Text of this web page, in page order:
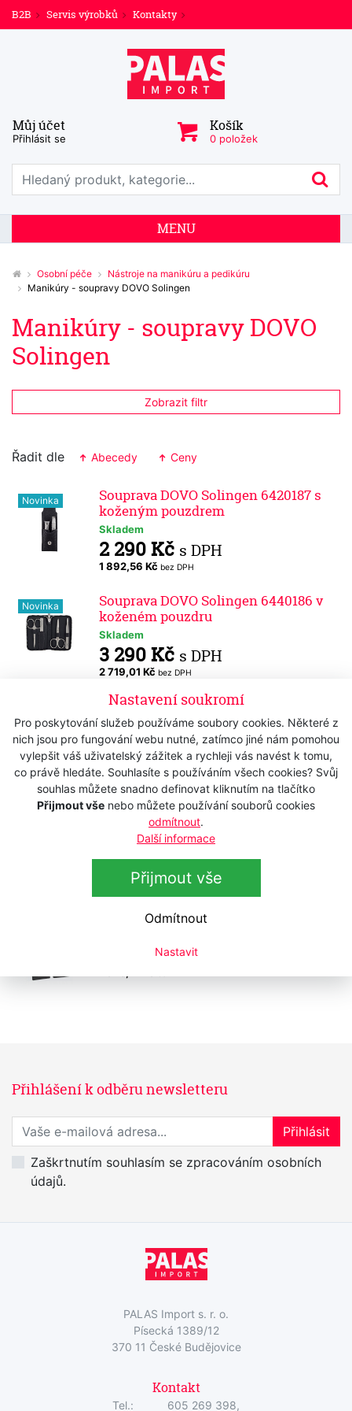
Nastavení soukromí
Pro poskytování služeb používáme soubory cookies. Některé z
nich jsou pro fungování webu nutné, zatímco jiné nám pomohou
vylepšit váš uživatelský zážitek a rychleji vás navést k tomu,
co právě hledáte. Souhlasíte s používáním všech cookies? Svůj
souhlas můžete snadno definovat kliknutím na tlačítko
Přijmout vše nebo můžete používání souborů cookies
odmítnout.
Další informace
Přijmout vše
Odmítnout
Nastavit
B2B Servis výrobků Kontakty
Můj účet
Přihlásit se
Košík
0 položek
Prohledat web
MENU
Osobní péče
Nástroje na manikúru a pedikúru
Manikúry - soupravy DOVO Solingen
Manikúry - soupravy DOVO
Solingen
Zobrazit filtr
Řadit dle Abecedy Ceny
Novinka
Souprava DOVO Solingen 6420187 s
koženým pouzdrem
Skladem
2 290 Kč s DPH
1 892,56 Kč bez DPH
Novinka
Souprava DOVO Solingen 6440186 v
koženém pouzdru
Skladem
3 290 Kč s DPH
2 719,01 Kč bez DPH
Souprava DOVO Solingen 6440185 v
koženém pouzdru
Skladem
3 290 Kč s DPH
2 719,01 Kčbez DPH
Souprava DOVO Solingen 6430184 v
koženém pouzdru
Skladem
2 290 Kč s DPH
1 892,56 Kčbez DPH
Manikúra DOVO Solingen 404 051
2 390 Kč s DPH
Přihlášení k odběru newsletteru
Přihlaste se k odběru novinek
Přihlásit
Zaškrtnutím souhlasím se zpracováním osobních
údajů.
PALAS Import s. r. o.
Písecká 1389/12
370 11 České Budějovice
Kontakt
Tel.: 605 269 398,